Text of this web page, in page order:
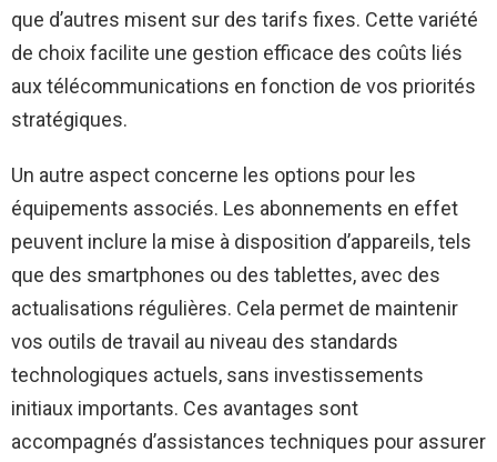
que d’autres misent sur des tarifs fixes. Cette variété
de choix facilite une gestion efficace des coûts liés
aux télécommunications en fonction de vos priorités
stratégiques.
Un autre aspect concerne les options pour les
équipements associés. Les abonnements en effet
peuvent inclure la mise à disposition d’appareils, tels
que des smartphones ou des tablettes, avec des
actualisations régulières. Cela permet de maintenir
vos outils de travail au niveau des standards
technologiques actuels, sans investissements
initiaux importants. Ces avantages sont
accompagnés d’assistances techniques pour assurer